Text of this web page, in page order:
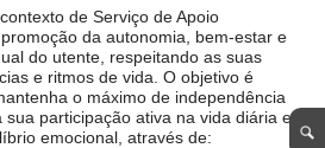
de Serviço de Apoio
da autonomia, bem-estar e
do utente, respeitando as suas
e ritmos de vida. O objetivo é
o máximo de independência
sua participação ativa na vida diária e
emocional, através de: